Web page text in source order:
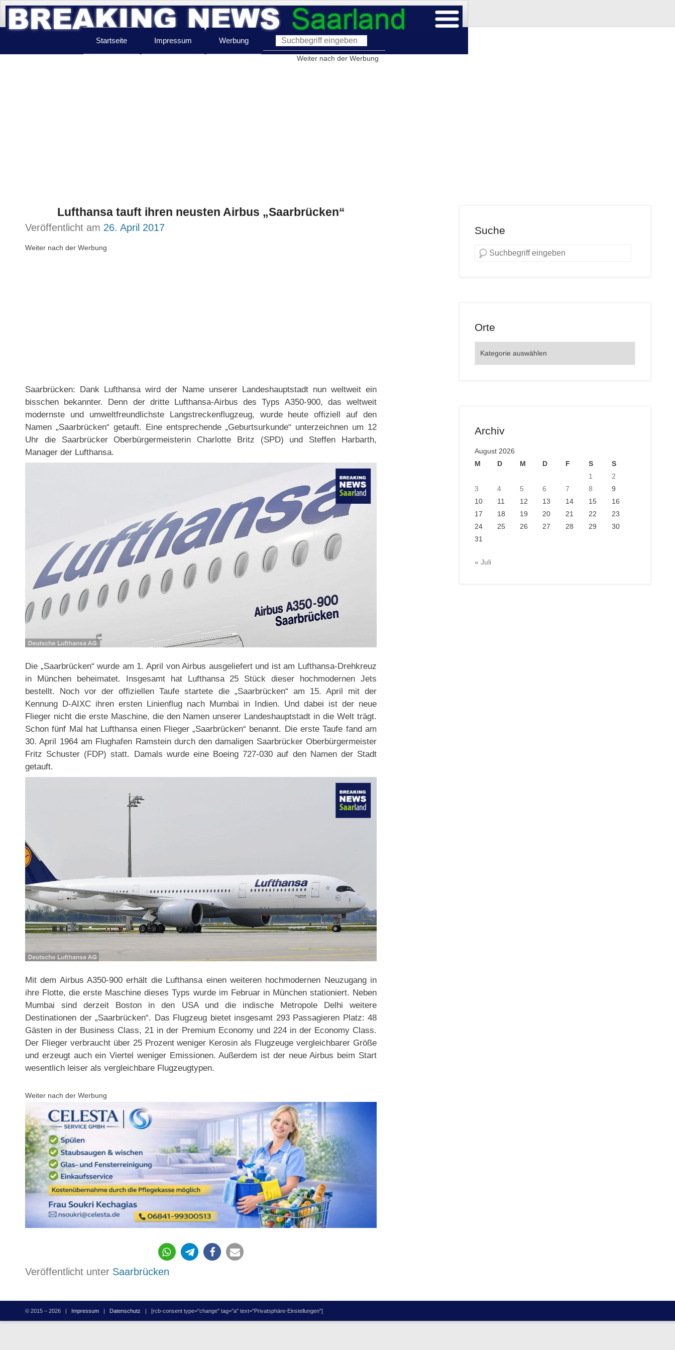
Startseite Impressum Werbung
Weiter nach der Werbung
Lufthansa tauft ihren neusten Airbus „Saarbrücken“
Veröffentlicht am 26. April 2017
Weiter nach der Werbung
Saarbrücken: Dank Lufthansa wird der Name unserer Landeshauptstadt nun weltweit ein
bisschen bekannter. Denn der dritte Lufthansa-Airbus des Typs A350-900, das weltweit
modernste und umweltfreundlichste Langstreckenflugzeug, wurde heute offiziell auf den
Namen „Saarbrücken“ getauft. Eine entsprechende „Geburtsurkunde“ unterzeichnen um 12
Uhr die Saarbrücker Oberbürgermeisterin Charlotte Britz (SPD) und Steffen Harbarth,
Manager der Lufthansa.
Die „Saarbrücken“ wurde am 1. April von Airbus ausgeliefert und ist am Lufthansa-Drehkreuz
in München beheimatet. Insgesamt hat Lufthansa 25 Stück dieser hochmodernen Jets
bestellt. Noch vor der offiziellen Taufe startete die „Saarbrücken“ am 15. April mit der
Kennung D-AIXC ihren ersten Linienflug nach Mumbai in Indien. Und dabei ist der neue
Flieger nicht die erste Maschine, die den Namen unserer Landeshauptstadt in die Welt trägt.
Schon fünf Mal hat Lufthansa einen Flieger „Saarbrücken“ benannt. Die erste Taufe fand am
30. April 1964 am Flughafen Ramstein durch den damaligen Saarbrücker Oberbürgermeister
Fritz Schuster (FDP) statt. Damals wurde eine Boeing 727-030 auf den Namen der Stadt
getauft.
Mit dem Airbus A350-900 erhält die Lufthansa einen weiteren hochmodernen Neuzugang in
ihre Flotte, die erste Maschine dieses Typs wurde im Februar in München stationiert. Neben
Mumbai sind derzeit Boston in den USA und die indische Metropole Delhi weitere
Destinationen der „Saarbrücken“. Das Flugzeug bietet insgesamt 293 Passagieren Platz: 48
Gästen in der Business Class, 21 in der Premium Economy und 224 in der Economy Class.
Der Flieger verbraucht über 25 Prozent weniger Kerosin als Flugzeuge vergleichbarer Größe
und erzeugt auch ein Viertel weniger Emissionen. Außerdem ist der neue Airbus beim Start
wesentlich leiser als vergleichbare Flugzeugtypen.
Weiter nach der Werbung
Veröffentlicht unter Saarbrücken
Suche
Orte
Archiv
August 2026
M
D M D F S
S
1
2
3
4 5 6 7 8
9
10
11 12 13 14 15
16
17
18 19 20 21 22
23
24
25 26 27 28 29
30
31
« Juli
© 2015 – 2026 | Impressum | Datenschutz | [rcb-consent type="change" tag="a" text="Privatsphäre-Einstellungen"]